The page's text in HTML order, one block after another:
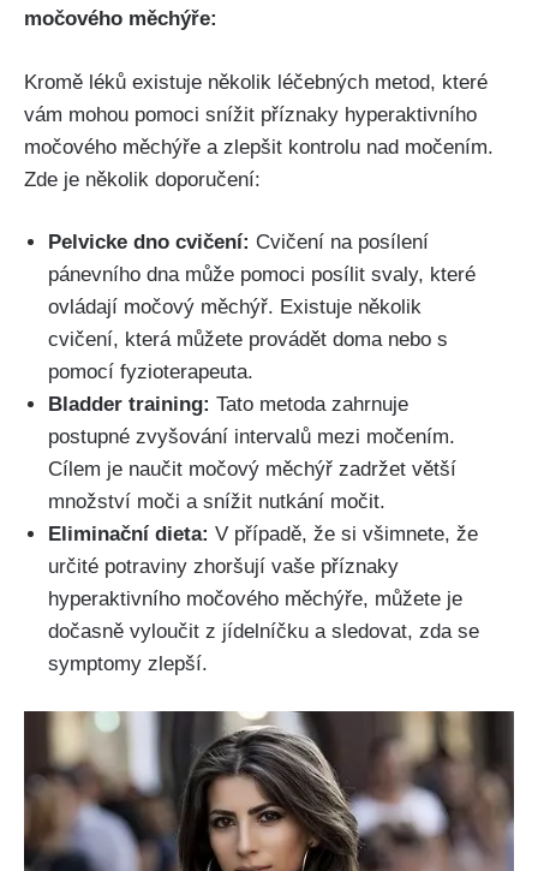
močového​ měchýře:
Kromě⁤ léků existuje několik léčebných metod, které
vám ‍mohou pomoci snížit příznaky hyperaktivního
močového⁣ měchýře⁣ a ⁢zlepšit kontrolu ⁢nad ⁢močením.
Zde je několik doporučení:
Pelvicke ​dno cvičení: ​Cvičení ⁤na posílení
pánevního dna může pomoci posílit svaly, které
ovládají ⁤močový měchýř. Existuje ⁢několik
cvičení, která můžete ⁢provádět doma⁣ nebo s
pomocí fyzioterapeuta.
Bladder training: Tato metoda zahrnuje
postupné‍ zvyšování intervalů⁢ mezi⁣ močením.
Cílem je ​naučit močový měchýř zadržet větší​
množství moči a snížit⁣ nutkání močit.
Eliminační ​dieta: V​ případě,⁢ že si všimnete, že⁤
určité⁣ potraviny zhoršují vaše příznaky
hyperaktivního močového měchýře, ⁤můžete⁢ je
dočasně vyloučit ⁤z jídelníčku a sledovat, ‌zda se
symptomy zlepší.